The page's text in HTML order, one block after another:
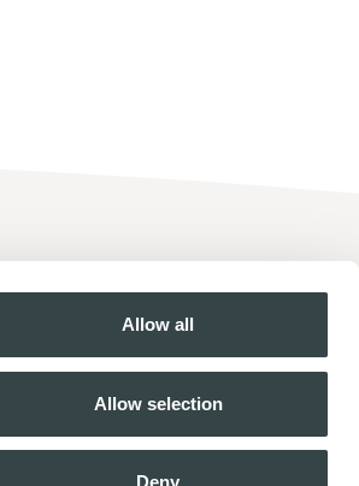
Allow all
Allow selection
Deny